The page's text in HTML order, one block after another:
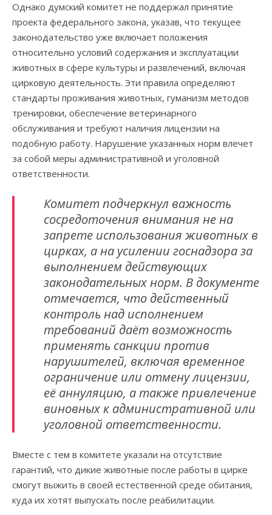
Однако думский комитет не поддержал принятие
проекта федерального закона, указав, что текущее
законодательство уже включает положения
относительно условий содержания и эксплуатации
животных в сфере культуры и развлечений, включая
цирковую деятельность. Эти правила определяют
стандарты проживания животных, гуманизм методов
тренировки, обеспечение ветеринарного
обслуживания и требуют наличия лицензии на
подобную работу. Нарушение указанных норм влечет
за собой меры административной и уголовной
ответственности.
Комитет подчеркнул важность
сосредоточения внимания не на
запрете использования животных в
цирках, а на усилении госнадзора за
выполнением действующих
законодательных норм. В документе
отмечается, что действенный
контроль над исполнением
требований даёт возможность
применять санкции против
нарушителей, включая временное
ограничение или отмену лицензии,
её аннуляцию, а также привлечение
виновных к административной или
уголовной ответственности.
Вместе с тем в комитете указали на отсутствие
гарантий, что дикие животные после работы в цирке
смогут выжить в своей естественной среде обитания,
куда их хотят выпускать после реабилитации.